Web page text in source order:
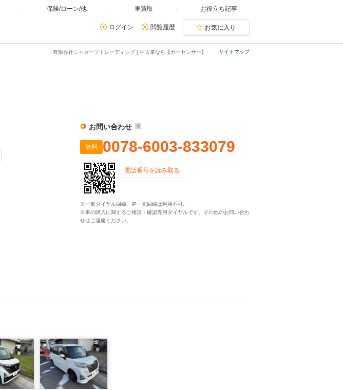
保険/ローン/他 車買取 お役立ち記事
ログイン 閲覧履歴 お気に入り
サイトマップ
有限会社シャダーブトレーディング | 中古車なら【カーセンサー】
お問い合わせ
無料 0078-6003-833079
電話番号を読み取る
※一部ダイヤル回線、IP・光回線は利用不可。
※車の購入に関するご相談・確認専用ダイヤルです。その他のお問い合わ
せはご遠慮ください。